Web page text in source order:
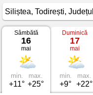
Vremea
Siliștea
mai
2026
Todirești,
Județul
Sâmbătă
16
mai
min.
+11°
max.
+25°
Duminică
17
mai
min.
+9°
max.
+22°